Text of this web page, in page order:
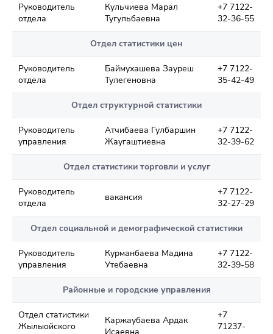
Руководитель
отдела
Кульчиева Марал
Тугульбаевна
+7 7122-
32-36-55
Отдел статистики цен
Руководитель
отдела
Баймухашева Зауреш
Тулегеновна
+7 7122-
35-42-49
Отдел структурной статистики
Руководитель
управления
Атчибаева Гулбаршин
Жаугаштиевна
+7 7122-
32-39-62
Отдел статистики торговли и услуг
Руководитель
отдела
вакансия
+7 7122-
32-27-29
Отдел социальной и демографической статистики
Руководитель
управления
Курманбаева Мадина
Утебаевна
+7 7122-
32-39-58
Районные и городские управления
Отдел статистики
Жылыойского
Каржаубаева Ардак
+7
71237-